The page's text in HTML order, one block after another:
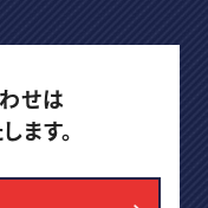
せは
ます。